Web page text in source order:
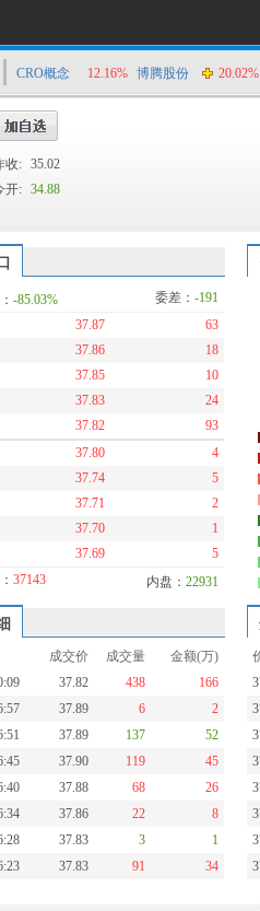
CRO概念 12.16% 博腾股份 20.02%
收: 35.02
开: 34.88
-85.03% 委差：-191
37.87
63
37.86
18
37.85
10
37.83
24
37.82
93
37.80
4
37.74
5
37.71
2
37.70
1
37.69
5
37143 内盘：22931
成交价 成交量
金额(万)
37.82 438
166
37.89 6
2
37.89 137
52
37.90 119
45
37.88 68
26
37.86 22
8
37.83 3
1
37.83 91 34